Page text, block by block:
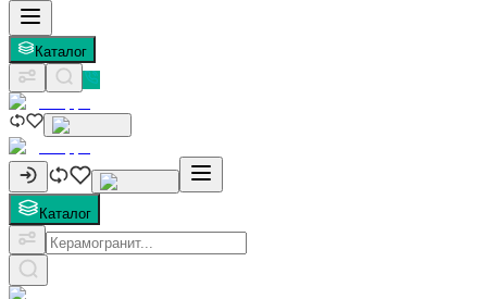
Каталог
Каталог